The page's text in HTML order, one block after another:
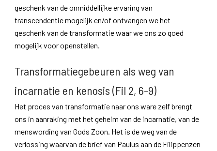
geschenk van de onmiddellijke ervaring van
transcendentie mogelijk en/of ontvangen we het
geschenk van de transformatie waar we ons zo goed
mogelijk voor openstellen.
Transformatiegebeuren als weg van
incarnatie en kenosis (Fil 2, 6-9)
Het proces van transformatie naar ons ware zelf brengt
ons in aanraking met het geheim van de incarnatie, van de
menswording van Gods Zoon. Het is de weg van de
verlossing waarvan de brief van Paulus aan de Filippenzen